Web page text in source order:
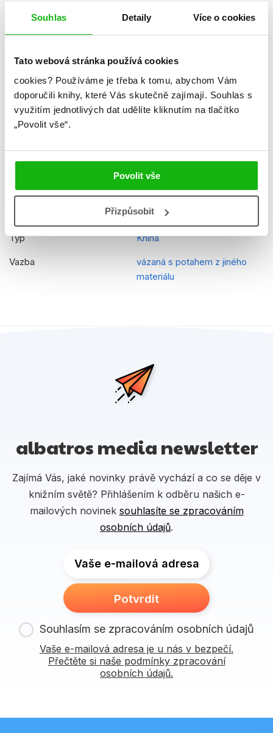
Souhlas Detaily Více o cookies
Tato webová stránka používá cookies
cookies? Používáme je třeba k tomu, abychom Vám
doporučili knihy, které Vás skutečně zajímají. Souhlas s
využitím jednotlivých dat udělíte kliknutím na tlačítko
„Povolit vše“.
Povolit vše
Přizpůsobit
Formát 148x210 mm
Hmotnost 0,3 kg
Jazyk čeština
Minecraft - Stavíme
Původní název
EAN 9788025246733
8
Typ Kniha
Vazba
vázaná s potahem z jiného
materiálu
albatros media newsletter
Zajímá Vás, jaké novinky právě vychází a co se děje v
knižním světě? Přihlášením k odběru našich e-
mailových novinek souhlasíte se zpracováním
osobních údajů.
Vaše e-mailová adresa
Potvrdit
Souhlasím se zpracováním osobních údajů
Vaše e-mailová adresa je u nás v bezpečí.
Přečtěte si naše podmínky zpracování
osobních údajů.